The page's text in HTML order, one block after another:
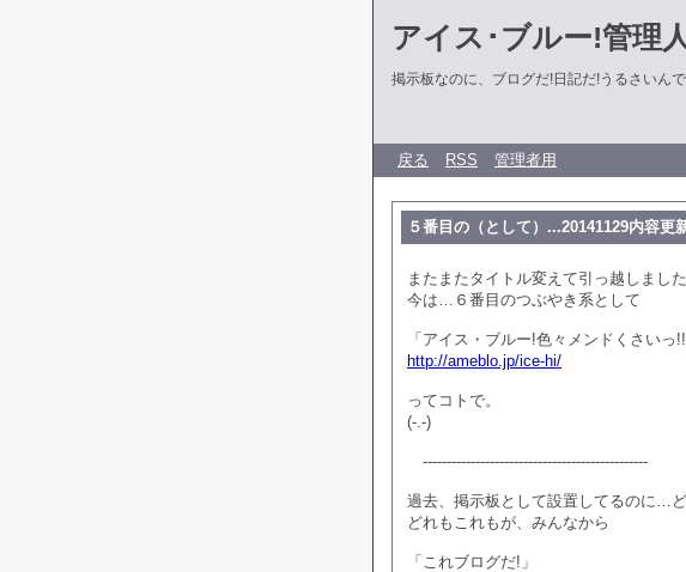
アイス･ブルー!管理
掲示板なのに、ブログだ!日記だ!うるさいん
戻る RSS 管理者用
５番目の（として）...20141129内容更
またまたタイトル変えて引っ越しました
今は…６番目のつぶやき系として
「アイス・ブルー!色々メンドくさいっ!!
http://ameblo.jp/ice-hi/
ってコトで。
(-.-)
-----------------------------------------------
過去、掲示板として設置してるのに…ど
どれもこれもが、みんなから
「これブログだ!」